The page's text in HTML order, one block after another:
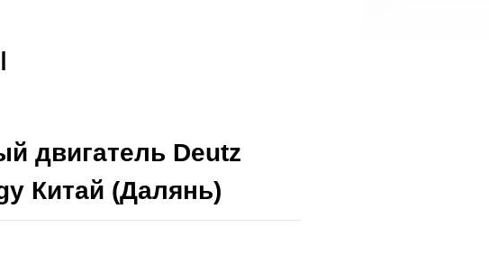
двигатель Deutz
Китай (Далянь)